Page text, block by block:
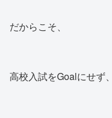
だからこそ、
高校入試をGoalにせず、